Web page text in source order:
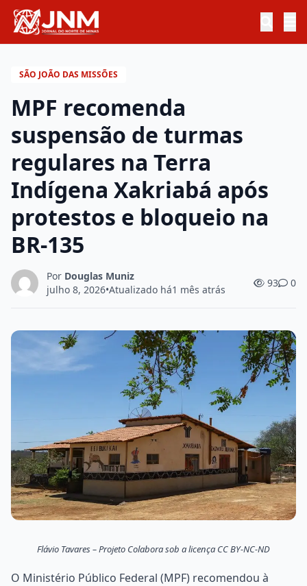
SÃO JOÃO DAS MISSÕES
MPF recomenda
suspensão de turmas
regulares na Terra
Indígena Xakriabá após
protestos e bloqueio na
BR-135
Por Douglas Muniz
julho 8, 2026•Atualizado há1 mês atrás
93 0
Flávio Tavares – Projeto Colabora sob a licença CC BY-NC-ND
O Ministério Público Federal (MPF) recomendou à